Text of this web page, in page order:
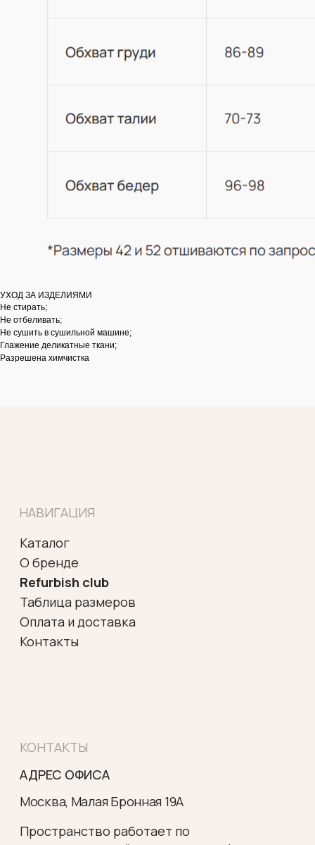
УХОД ЗА ИЗДЕЛИЯМИ
Не стирать;
Не отбеливать;
Не сушить в сушильной машине;
Глажение деликатные ткани;
Разрешена химчистка
КОНТАКТЫ
ИП Гудкова Елена Юрьевна
ИНН 472001824056
НАВИГАЦИЯ
Таблица размеров
Политика конфиденциальности
Договор оферты
АДРЕС ОФИСА
Москва, Малая Бронная 19А
Пространство работает по
предварительной записи по телефону
Согласие на обработку
персональных данных